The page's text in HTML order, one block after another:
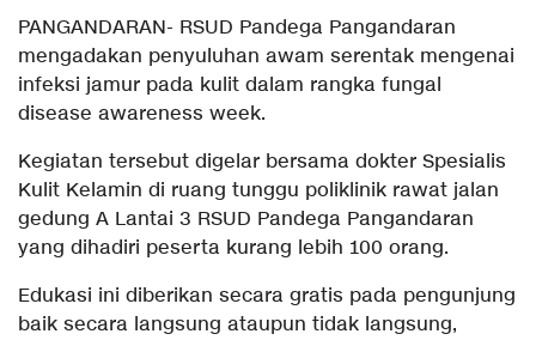
PANGANDARAN- RSUD Pandega Pangandaran
mengadakan penyuluhan awam serentak mengenai
infeksi jamur pada kulit dalam rangka fungal
disease awareness week.
Kegiatan tersebut digelar bersama dokter Spesialis
Kulit Kelamin di ruang tunggu poliklinik rawat jalan
gedung A Lantai 3 RSUD Pandega Pangandaran
yang dihadiri peserta kurang lebih 100 orang.
Edukasi ini diberikan secara gratis pada pengunjung
baik secara langsung ataupun tidak langsung,